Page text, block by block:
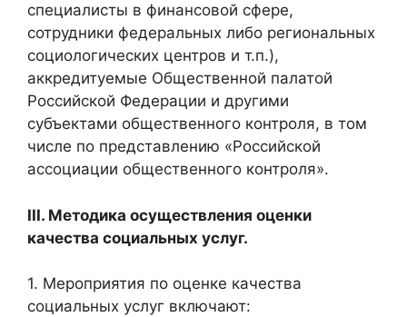
специалисты в финансовой сфере,
сотрудники федеральных либо региональных
социологических центров и т.п.),
аккредитуемые Общественной палатой
Российской Федерации и другими
субъектами общественного контроля, в том
числе по представлению «Российской
ассоциации общественного контроля».
III. Методика осуществления оценки
качества социальных услуг.
1. Мероприятия по оценке качества
социальных услуг включают: